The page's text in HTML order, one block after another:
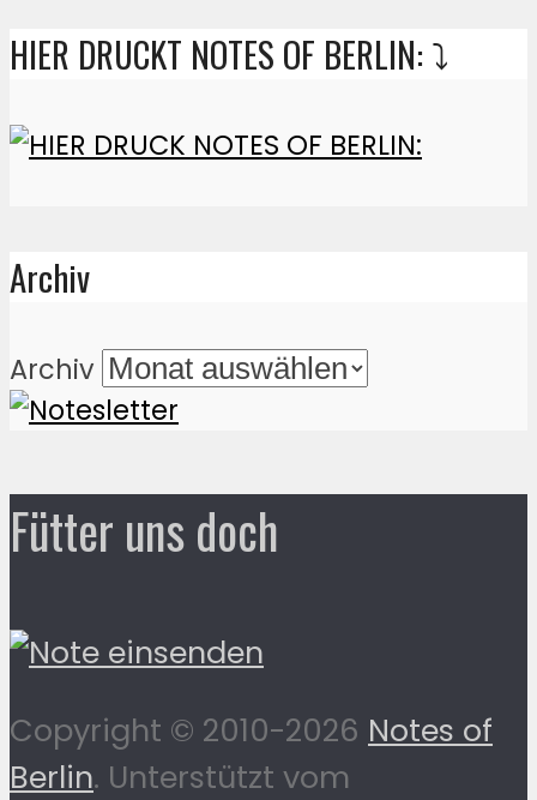
HIER DRUCKT NOTES OF BERLIN: ⤵️
Archiv
Archiv
Fütter uns doch
Copyright © 2010-2026 Notes of
Berlin. Unterstützt vom